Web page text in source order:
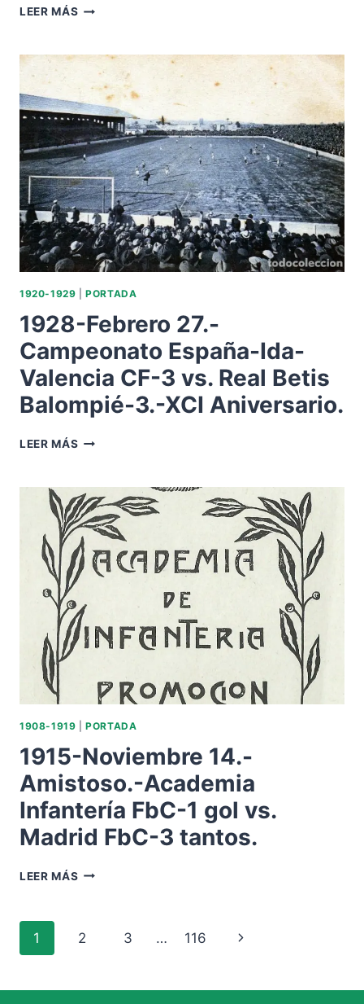
LEER MÁS 1920-
ACADEMIA
INFANTERÍA
FBC-
2
COLEGIO
MARÍA
CRISTINA-
1.-
RECORTE
PRENSA.
1920-1929 |PORTADA
1928-Febrero 27.-
Campeonato España-Ida-
Valencia CF-3 vs. Real Betis
Balompié-3.-XCI Aniversario.
LEER MÁS 1928-
CAMPEONATO
ESPAÑA-
IDA-
VALENCIA
CF-
3
REAL
BETIS
BALOMPIÉ-3.-
ANIVERSARIO.
1908-1919 |PORTADA
1915-Noviembre 14.-
Amistoso.-Academia
Infantería FbC-1 gol vs.
Madrid FbC-3 tantos.
LEER MÁS 1915-
ACADEMIA
1
Navegación
1 2 3 … 116
Siguiente